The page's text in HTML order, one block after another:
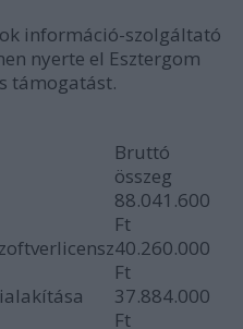
információ-szolgáltató
nyerte el Esztergom
támogatást.
Bruttó
összeg
88.041.600
Ft
40.260.000
Ft
37.884.000
Ft